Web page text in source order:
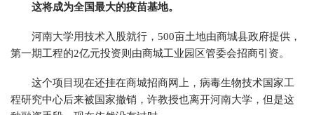
这将成为全国最大的疫苗基地。
河南大学用技术入股就行，500亩土地由商城县政府提供，
第一期工程的2亿元投资则由商城工业园区管委会招商引资。
这个项目现在还挂在商城招商网上，病毒生物技术国家工
程研究中心后来被国家撤销，许教授也离开河南大学，但是这